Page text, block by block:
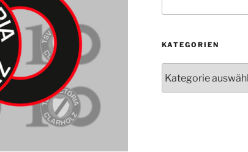
KATEGORIEN